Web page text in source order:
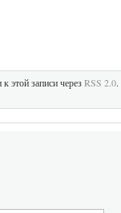
этой записи черезRSS 2.0.